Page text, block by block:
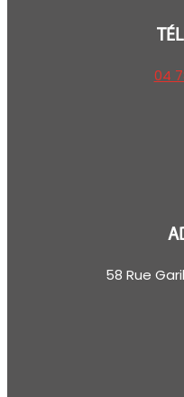
04
58 Rue